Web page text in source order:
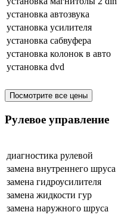
установка автозвука
установка усилителя
установка сабвуфера
установка колонок в авто
установка dvd
Посмотрите все цены
Рулевое управление
диагностика рулевой
замена внутреннего шруса
замена гидроусилителя
замена жидкости гур
замена наружного шруса